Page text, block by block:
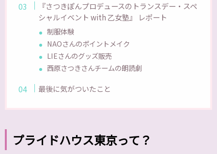
『さつきぽんプロデュースのトランスデー・スペ
シャルイベント with 乙女塾』 レポート
制服体験
NAOさんのポイントメイク
LIEさんのグッズ販売
西原さつきさんチームの朗読劇
最後に気がついたこと
プライドハウス東京って？